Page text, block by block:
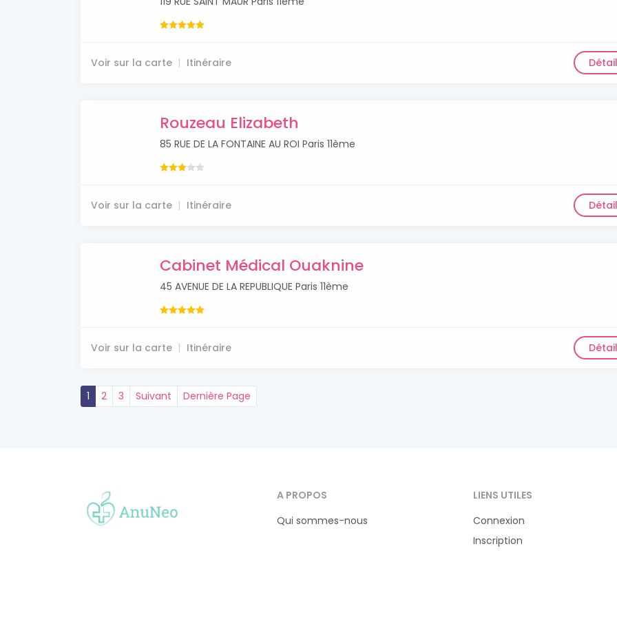
Voir sur la carte Itinéraire
Rouzeau Elizabeth
85 RUE DE LA FONTAINE AU ROI Paris 11ème
Voir sur la carte Itinéraire
Cabinet Médical Ouaknine
45 AVENUE DE LA REPUBLIQUE Paris 11ème
Voir sur la carte Itinéraire
1 2 3 Suivant Dernière Page
A PROPOS
Qui sommes-nous
LIENS UTILES
Connexion
Inscription